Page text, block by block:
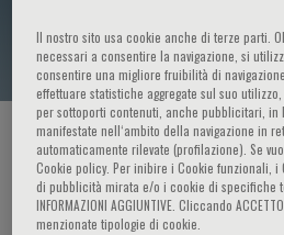
Patrick Tan
HOME PAGE / CORSI ED EVENTI /
Il nostro sito usa cookie anche di terze parti.
necessari a consentire la navigazione, si
consentire una migliore fruibilità di
effettuare statistiche aggregate sul suo
per sottoporti contenuti, anche pubblicitari, in
manifestate nell‘ambito della navigazione in
automaticamente rilevate (profilazione). Se
Cookie policy. Per inibire i Cookie funzionali, i
di pubblicità mirata e/o i cookie di specifiche
INFORMAZIONI AGGIUNTIVE. Cliccando
menzionate tipologie di cookie.